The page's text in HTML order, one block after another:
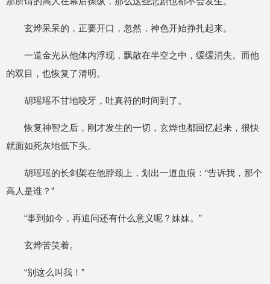
玄烨呆呆的，正要开口，忽然，神色开始挣扎起来。
一道金光从他体内浮现，飘散在半空之中，缓缓消失。而他
的双目，也恢复了清明。
胡瑶瑶不甘地咬牙，吐真符的时间到了。
恢复神智之后，刚才发生的一切，玄烨也都回忆起来，很快
就面如死灰地低下头。
胡瑶瑶的长剑架在他脖颈上，划出一道血痕：“告诉我，那个
高人是谁？”
“事到如今，再追问还有什么意义呢？妹妹。”
玄烨苦笑着。
“别这么叫我！”